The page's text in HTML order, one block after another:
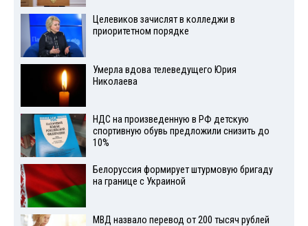
Целевиков зачислят в колледжи в
приоритетном порядке
Умерла вдова телеведущего Юрия
Николаева
НДС на произведенную в РФ детскую
спортивную обувь предложили снизить до
10%
Белоруссия формирует штурмовую бригаду
на границе с Украиной
МВД назвало перевод от 200 тысяч рублей